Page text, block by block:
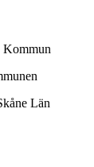
Kommun
Län